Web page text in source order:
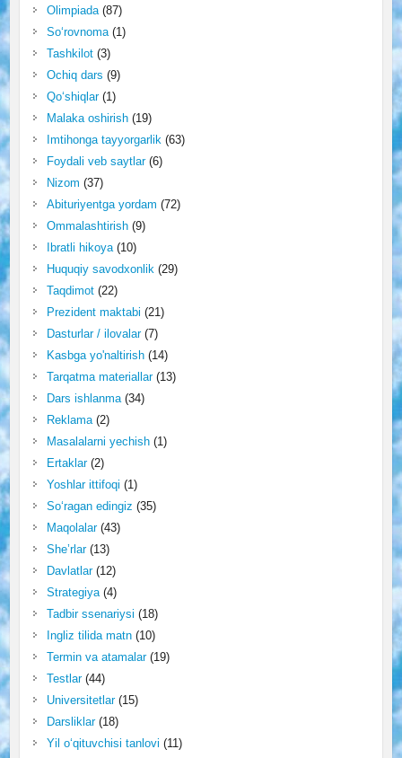
Olimpiada(87)
So‘rovnoma(1)
Tashkilot(3)
Ochiq dars (9)
Qo‘shiqlar(1)
Malaka oshirish(19)
Imtihonga tayyorgarlik(63)
Foydali veb saytlar(6)
Nizom (37)
Abituriyentga yordam (72)
Ommalashtirish(9)
Ibratli hikoya(10)
Huquqiy savodxonlik(29)
Taqdimot(22)
Prezident maktabi (21)
Dasturlar / ilovalar(7)
Kasbga yo'naltirish(14)
Tarqatma materiallar(13)
Dars ishlanma(34)
Reklama(2)
Masalalarni yechish(1)
Ertaklar(2)
Yoshlar ittifoqi (1)
So‘ragan edingiz (35)
Maqolalar(43)
She’rlar(13)
Davlatlar(12)
Strategiya(4)
Tadbir ssenariysi (18)
Ingliz tilida matn(10)
Termin va atamalar(19)
Testlar(44)
Universitetlar(15)
Darsliklar(18)
Yil o‘qituvchisi tanlovi (11)